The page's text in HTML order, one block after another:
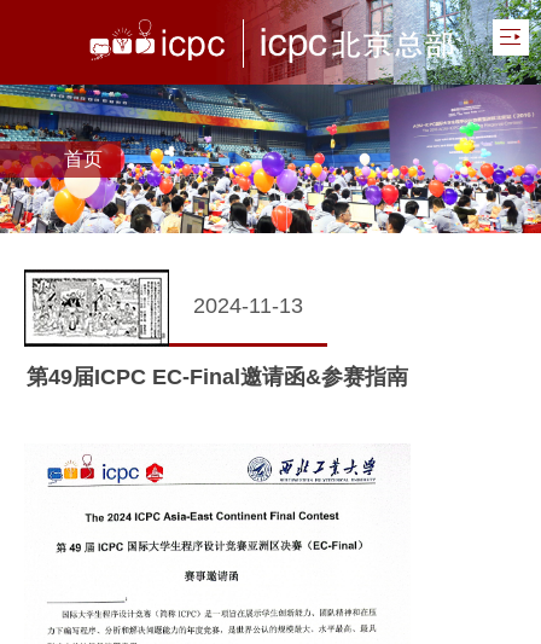
首页
2024-11-13
第49届ICPC EC-Final邀请函&参赛指南